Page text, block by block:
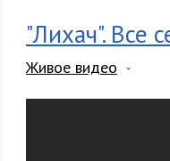
"Лихач". Все
Живое видео